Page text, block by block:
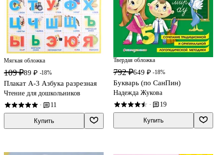
Мягкая обложка
109 ₽89 ₽ -18%
Плакат А-3 Азбука разрезная
Чтение для дошкольников
· 11
Купить
Твердая обложка
792 ₽649 ₽ -18%
Букварь (по СанПин)
Надежда Жукова
· 19
Купить